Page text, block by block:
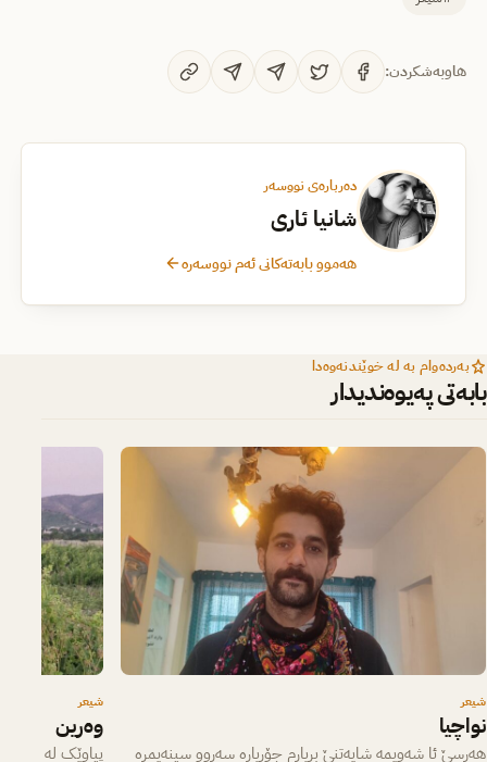
هاوبەشکردن:
دەربارەی نووسەر
شانیا ئاری
هەموو بابەتەکانی ئەم نووسەرە
بەردەوام بە لە خوێندنەوەدا
بابەتی پەیوەندیدار
شیعر
نواچیا
هەرسێ ئا شەویمە شایەتنێ بڕیارم جۆڕیارە سەروو سینەیمرە
شیعر
وەرین
پیاوێک لە